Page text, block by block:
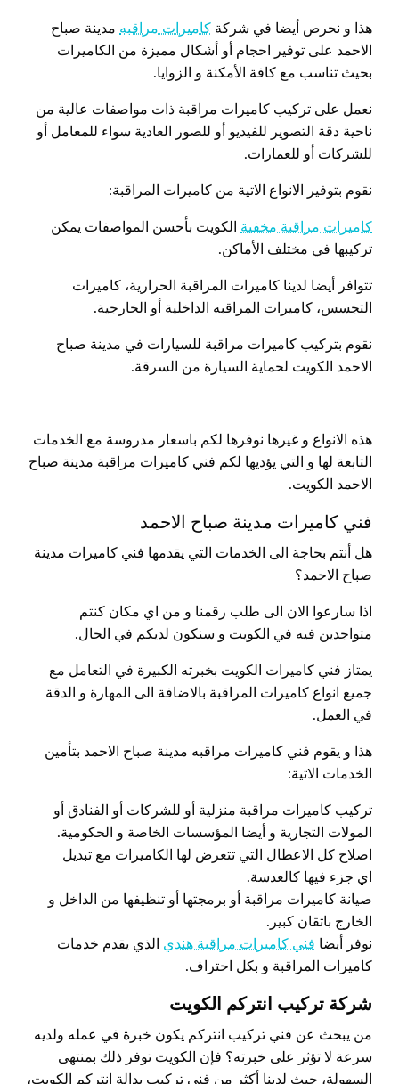
هذا و نحرص أيضا في شركة كاميرات مراقبه مدينة صباح
الاحمد على توفير احجام أو أشكال مميزة من الكاميرات
بحيث تناسب مع كافة الأمكنة و الزوايا.
نعمل على تركيب كاميرات مراقبة ذات مواصفات عالية من
ناحية دقة التصوير للفيديو أو للصور العادية سواء للمعامل أو
للشركات أو للعمارات.
نقوم بتوفير الانواع الاتية من كاميرات المراقبة:
كاميرات مراقبة مخفية الكويت بأحسن المواصفات يمكن
تركيبها في مختلف الأماكن.
تتوافر أيضا لدينا كاميرات المراقبة الحرارية، كاميرات
التجسس، كاميرات المراقبه الداخلية أو الخارجية.
نقوم بتركيب كاميرات مراقبة للسيارات في مدينة صباح
الاحمد الكويت لحماية السيارة من السرقة.
هذه الانواع و غيرها نوفرها لكم باسعار مدروسة مع الخدمات
التابعة لها و التي يؤديها لكم فني كاميرات مراقبة مدينة صباح
الاحمد الكويت.
فني كاميرات مدينة صباح الاحمد
هل أنتم بحاجة الى الخدمات التي يقدمها فني كاميرات مدينة
صباح الاحمد؟
اذا سارعوا الان الى طلب رقمنا و من اي مكان كنتم
متواجدين فيه في الكويت و سنكون لديكم في الحال.
يمتاز فني كاميرات الكويت بخبرته الكبيرة في التعامل مع
جميع انواع كاميرات المراقبة بالاضافة الى المهارة و الدقة
في العمل.
هذا و يقوم فني كاميرات مراقبه مدينة صباح الاحمد بتأمين
الخدمات الاتية:
تركيب كاميرات مراقبة منزلية أو للشركات أو الفنادق أو
المولات التجارية و أيضا المؤسسات الخاصة و الحكومية.
اصلاح كل الاعطال التي تتعرض لها الكاميرات مع تبديل
اي جزء فيها كالعدسة.
صيانة كاميرات مراقبة أو برمجتها أو تنظيفها من الداخل و
الخارج باتقان كبير.
نوفر أيضا فني كاميرات مراقبة هندي الذي يقدم خدمات
كاميرات المراقبة و بكل احتراف.
شركة تركيب انتركم الكويت
من يبحث عن فني تركيب انتركم يكون خبرة في عمله ولديه
سرعة لا تؤثر على خبرته؟ فإن الكويت توفر ذلك بمنتهى
السهولة، حيث لدينا أكثر من فني تركيب بدالة انتركم الكويت،